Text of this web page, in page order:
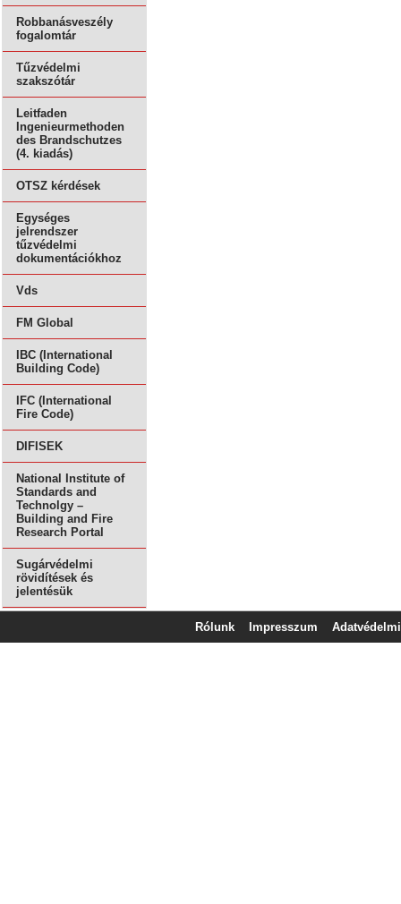
Robbanásveszély
fogalomtár
Tűzvédelmi
szakszótár
Leitfaden
Ingenieurmethoden
des Brandschutzes
(4. kiadás)
OTSZ kérdések
Egységes
jelrendszer
tűzvédelmi
dokumentációkhoz
Vds
FM Global
IBC (International
Building Code)
IFC (International
Fire Code)
DIFISEK
National Institute of
Standards and
Technolgy –
Building and Fire
Research Portal
Sugárvédelmi
rövidítések és
jelentésük
Rólunk Impresszum